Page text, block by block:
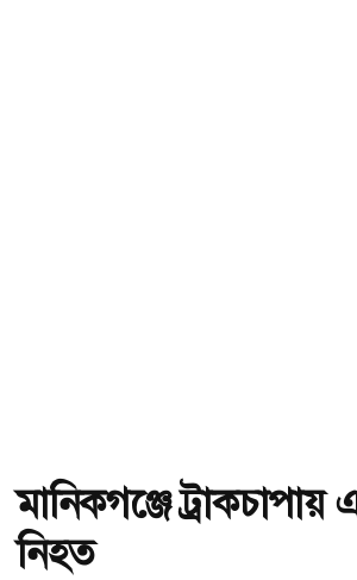
মানিকগঞ্জে ট্রাকচাপায়
নিহত